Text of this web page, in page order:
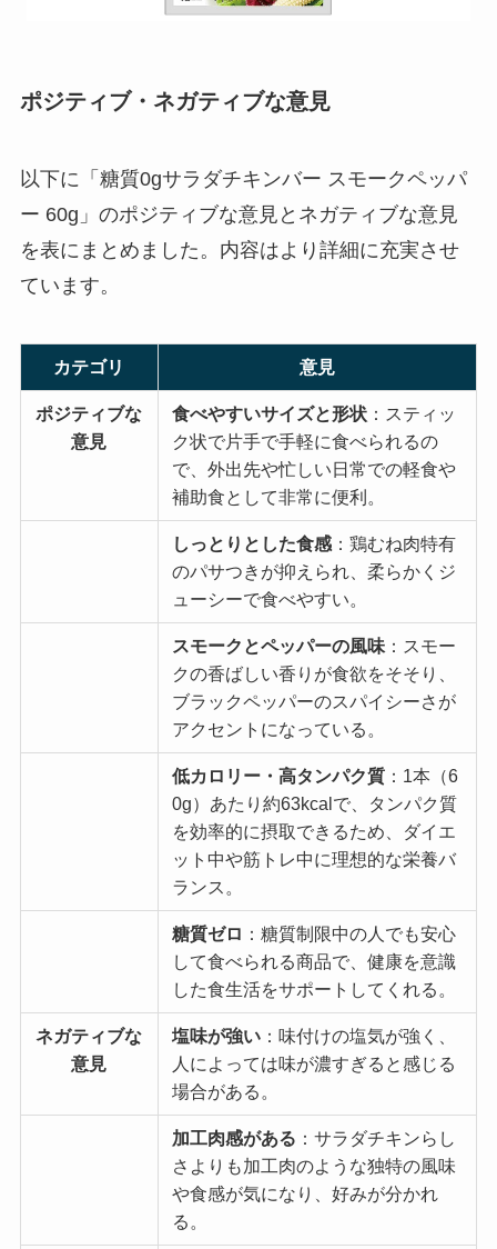
ポジティブ・ネガティブな意見
以下に「糖質0gサラダチキンバー スモークペッパ
ー 60g」のポジティブな意見とネガティブな意見
を表にまとめました。内容はより詳細に充実させ
ています。
カテゴリ 意見
ポジティブな
意見
食べやすいサイズと形状 ：スティッ
ク状で片手で手軽に食べられるの
で、外出先や忙しい日常での軽食や
補助食として非常に便利。
しっとりとした食感 ：鶏むね肉特有
のパサつきが抑えられ、柔らかくジ
ューシーで食べやすい。
スモークとペッパーの風味 ：スモー
クの香ばしい香りが食欲をそそり、
ブラックペッパーのスパイシーさが
アクセントになっている。
低カロリー・高タンパク質 ：1本（6
0g）あたり約63kcalで、タンパク質
を効率的に摂取できるため、ダイエ
ット中や筋トレ中に理想的な栄養バ
ランス。
糖質ゼロ ：糖質制限中の人でも安心
して食べられる商品で、健康を意識
した食生活をサポートしてくれる。
ネガティブな
意見
塩味が強い ：味付けの塩気が強く、
人によっては味が濃すぎると感じる
場合がある。
加工肉感がある ：サラダチキンらし
さよりも加工肉のような独特の風味
や食感が気になり、好みが分かれ
る。